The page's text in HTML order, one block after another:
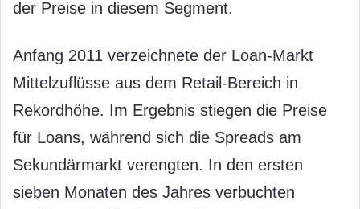
der Preise in diesem Segment.
Anfang 2011 verzeichnete der Loan-Markt
Mittelzuflüsse aus dem Retail-Bereich in
Rekordhöhe. Im Ergebnis stiegen die Preise
für Loans, während sich die Spreads am
Sekundärmarkt verengten. In den ersten
sieben Monaten des Jahres verbuchten